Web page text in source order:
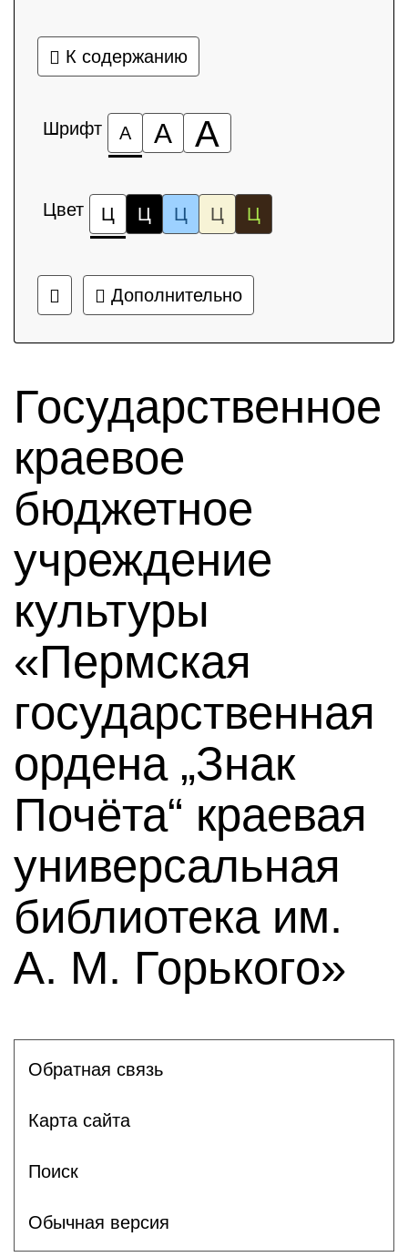
К содержанию
Шрифт А А А
Цвет Ц Ц Ц Ц Ц
Дополнительно
Государственное
краевое
бюджетное
учреждение
культуры
«Пермская
государственная
ордена „Знак
Почёта“ краевая
универсальная
библиотека им.
А. М. Горького»
Обратная связь
Карта сайта
Поиск
Обычная версия